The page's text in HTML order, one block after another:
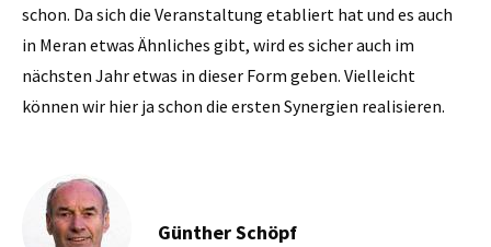
schon. Da sich die Veranstaltung etabliert hat und es auch
in Meran etwas Ähnliches gibt, wird es sicher auch im
nächsten Jahr etwas in dieser Form geben. Vielleicht
können wir hier ja schon die ersten Synergien realisieren.
Günther Schöpf